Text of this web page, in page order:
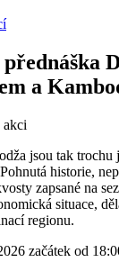
přednáška
a
akci
jsou tak trochu
historie,
zapsané na
situace,
regionu.
začátek od